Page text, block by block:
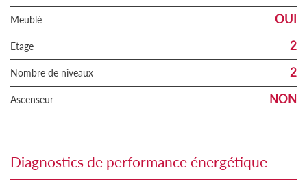
Meublé OUI
Etage 2
Nombre de niveaux 2
Ascenseur NON
diagnostics de performance énergétique